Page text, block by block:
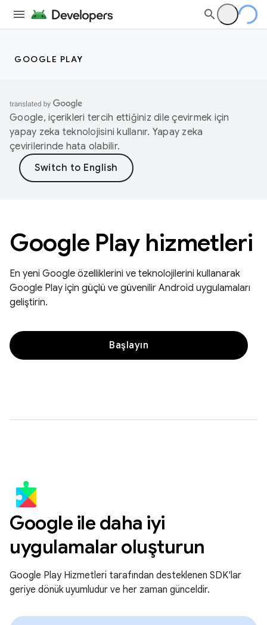
GOOGLE PLAY
Google, içerikleri tercih ettiğiniz dile çevirmek için
yapay zeka teknolojisini kullanır. Yapay zeka
çevirilerinde hata olabilir.
Google Play hizmetleri
En yeni Google özelliklerini ve teknolojilerini kullanarak
Google Play için güçlü ve güvenilir Android uygulamaları
geliştirin.
Başlayın
Google ile daha iyi
uygulamalar oluşturun
Google Play Hizmetleri tarafından desteklenen SDK'lar
geriye dönük uyumludur ve her zaman günceldir.